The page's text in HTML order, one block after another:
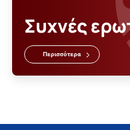
Συχνές
Περισσότερα